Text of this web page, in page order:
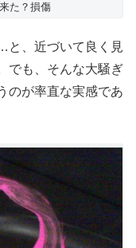
た？損傷
と、近づいて良く見
でも、そんな大騒ぎ
のが率直な実感であ